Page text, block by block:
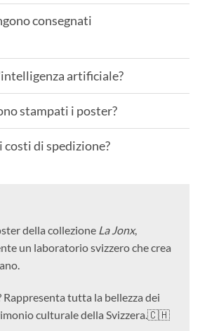
consegnati
artificiale?
stampati i poster?
costi di spedizione?
della collezione La Jonx,
un laboratorio svizzero che crea
tutta la bellezza dei
culturale della Svizzera.🇨🇭